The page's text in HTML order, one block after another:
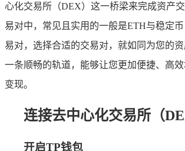
心化交易所（DEX）这一桥梁来完成资产
易对中，常见且实用的一般是ETH与稳定
易对，选择合适的交易对，就如同为您的
一条顺畅的轨道，能够让您更加便捷、高
变现。
连接去中心化交易所（
开启TP钱包